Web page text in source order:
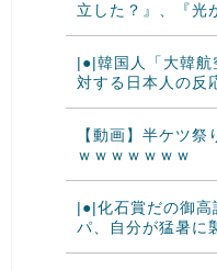
立した？』、『光
|●|韓国人「大韓航
対する日本人の反
【動画】半ケツ
ｗｗｗｗｗｗｗ
|●|化石賞だの御高
パ、自分が猛暑に